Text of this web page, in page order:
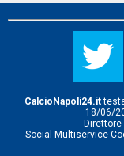
CalcioNapoli24.it
18/06/
Social Multiservice